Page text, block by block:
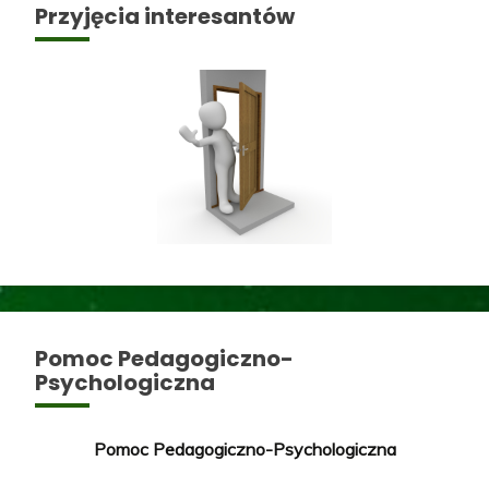
Przyjęcia interesantów
Pomoc Pedagogiczno-
Psychologiczna
Pomoc Pedagogiczno-Psychologiczna